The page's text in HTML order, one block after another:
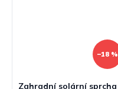
–18 %
Zahradní solární sprcha